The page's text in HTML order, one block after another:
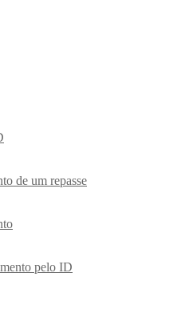
de um repasse
pelo ID